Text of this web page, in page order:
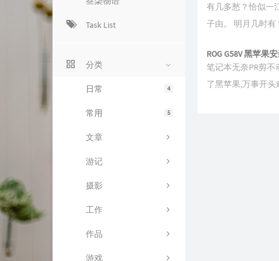
Task List
分类
4
日常
5
常用
文章
游记
摄影
工作
作品
游戏
有几多愁？恰似一
子由。 明月几时
ROG G58V 黑苹果
笔记本无奈PR剪不
了黑苹果,万事开